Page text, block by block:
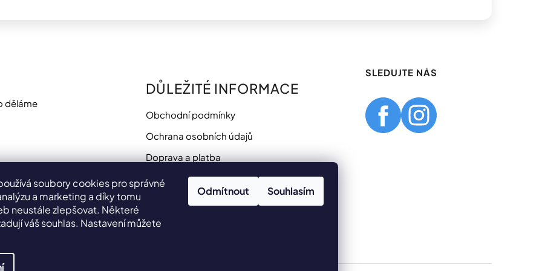
soubory cookies pro správné
a marketing a díky tomu
neustále zlepšovat. Některé
váš souhlas. Nastavení můžete
Odmítnout Souhlasím
děláme
DŮLEŽITÉ INFORMACE
Obchodní podmínky
Ochrana osobních údajů
Doprava a platba
Potřebujete poradit?
SLEDUJTE NÁS